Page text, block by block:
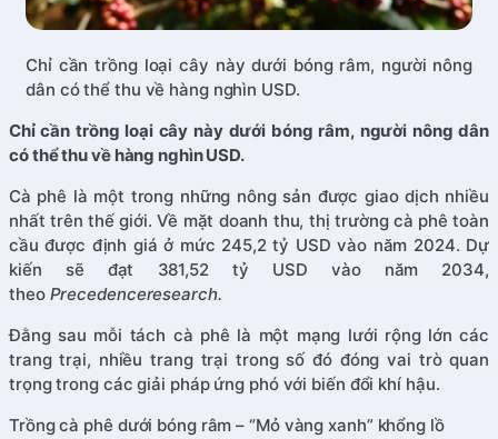
Chỉ cần trồng loại cây này dưới bóng râm, người nông
dân có thể thu về hàng nghìn USD.
Chỉ cần trồng loại cây này dưới bóng râm, người nông dân
có thể thu về hàng nghìn USD.
Cà phê là một trong những nông sản được giao dịch nhiều
nhất trên thế giới. Về mặt doanh thu, thị trường cà phê toàn
cầu được định giá ở mức 245,2 tỷ USD vào năm 2024. Dự
kiến sẽ đạt 381,52 tỷ USD vào năm 2034,
theo Precedenceresearch.
Đằng sau mỗi tách cà phê là một mạng lưới rộng lớn các
trang trại, nhiều trang trại trong số đó đóng vai trò quan
trọng trong các giải pháp ứng phó với biến đổi khí hậu.
Trồng cà phê dưới bóng râm – “Mỏ vàng xanh” khổng lồ